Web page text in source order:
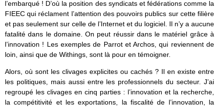
l’embarqué ! D’où la position des syndicats et fédérations comme la
FIEEC qui réclament l’attention des pouvoirs publics sur cette filière
et pas seulement sur celle de l’Internet et du logiciel. Il n’y a aucune
fatalité dans le domaine. On peut réussir dans le matériel grâce à
l’innovation ! Les exemples de Parrot et Archos, qui reviennent de
loin, ainsi que de Withings, sont là pour en témoigner.
Alors, où sont les clivages explicites ou cachés ? Il en existe entre
les politiques, mais aussi entre les professionnels du secteur. J’ai
regroupé les clivages en cinq parties : l’innovation et la recherche,
la compétitivité et les exportations, la fiscalité de l’innovation, la